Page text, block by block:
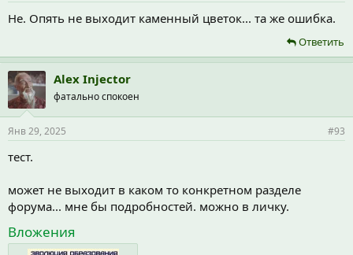
Не. Опять не выходит каменный цветок... та же ошибка.
Ответить
Alex Injector
фатально спокоен
Янв 29, 2025 #93
тест.
может не выходит в каком то конкретном разделе
форума... мне бы подробностей. можно в личку.
Вложения